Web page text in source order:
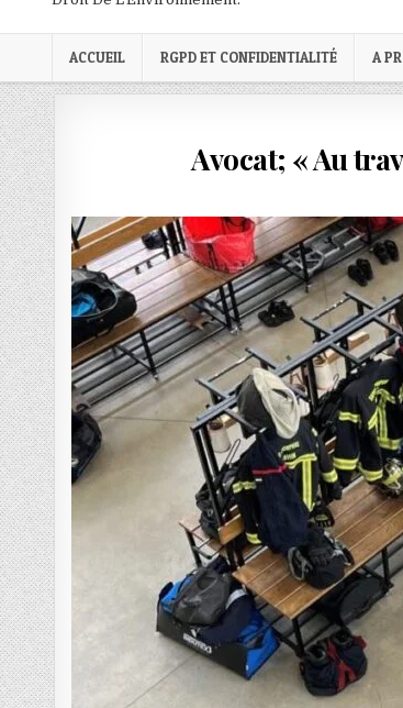
ACCUEIL RGPD ET CONFIDENTIALITÉ A
Avocat; « Au